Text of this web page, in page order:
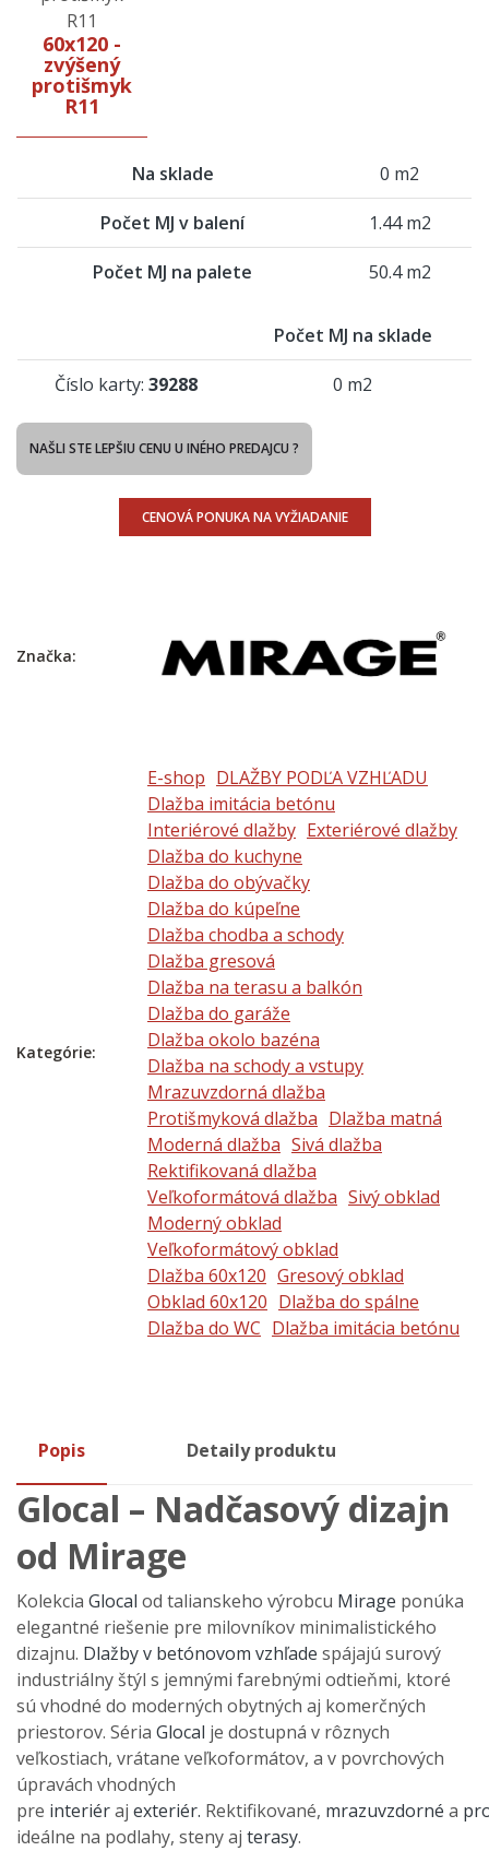
60x120 -
zvýšený
protišmyk
R11
Na sklade 0 m2
Počet MJ v balení 1.44 m2
Počet MJ na palete 50.4 m2
Počet MJ na sklade
Číslo karty: 39288 0 m2
NAŠLI STE LEPŠIU CENU U INÉHO PREDAJCU ?
CENOVÁ PONUKA NA VYŽIADANIE
Značka:
Kategórie:
E-shop DLAŽBY PODĽA VZHĽADU
Dlažba imitácia betónu
Interiérové dlažby Exteriérové dlažby
Dlažba do kuchyne
Dlažba do obývačky
Dlažba do kúpeľne
Dlažba chodba a schody
Dlažba gresová
Dlažba na terasu a balkón
Dlažba do garáže
Dlažba okolo bazéna
Dlažba na schody a vstupy
Mrazuvzdorná dlažba
Protišmyková dlažba Dlažba matná
Moderná dlažba Sivá dlažba
Rektifikovaná dlažba
Veľkoformátová dlažba Sivý obklad
Moderný obklad
Veľkoformátový obklad
Dlažba 60x120 Gresový obklad
Obklad 60x120 Dlažba do spálne
Dlažba do WC Dlažba imitácia betónu
Popis Detaily produktu
Glocal – Nadčasový dizajn
od Mirage
Kolekcia Glocal od talianskeho výrobcu Mirage ponúka
elegantné riešenie pre milovníkov minimalistického
dizajnu. Dlažby v betónovom vzhľade spájajú surový
industriálny štýl s jemnými farebnými odtieňmi, ktoré
sú vhodné do moderných obytných aj komerčných
priestorov. Séria Glocal je dostupná v rôznych
veľkostiach, vrátane veľkoformátov, a v povrchových
úpravách vhodných
pre interiéraj exteriér. Rektifikované, mrazuvzdorné a
ideálne na podlahy, steny aj terasy.